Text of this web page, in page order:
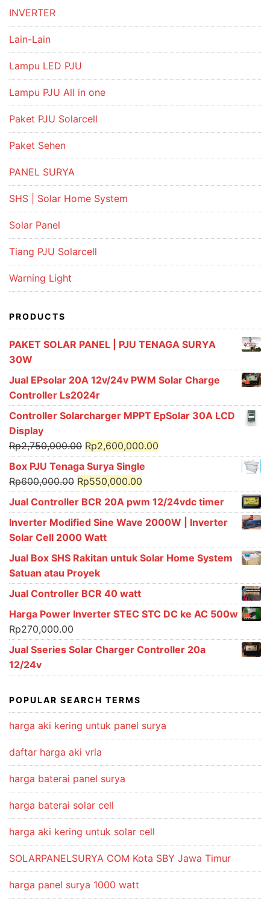
INVERTER
Lain-Lain
Lampu LED PJU
Lampu PJU All in one
Paket PJU Solarcell
Paket Sehen
PANEL SURYA
SHS | Solar Home System
Solar Panel
Tiang PJU Solarcell
Warning Light
PRODUCTS
PAKET SOLAR PANEL | PJU TENAGA SURYA
30W
Jual EPsolar 20A 12v/24v PWM Solar Charge
Controller Ls2024r
Controller Solarcharger MPPT EpSolar 30A LCD
Display
Rp2,750,000.00 Original
price
was:
Rp2,750,000.00.
Rp2,600,000.00
price
Rp2,600,000.00.
Box PJU Tenaga Surya Single
Rp600,000.00 Original
price
was:
Rp600,000.00.
Rp550,000.00
price
is:
Rp550,000.00.
Jual Controller BCR 20A pwm 12/24vdc timer
Inverter Modified Sine Wave 2000W | Inverter
Solar Cell 2000 Watt
Jual Box SHS Rakitan untuk Solar Home System
Satuan atau Proyek
Jual Controller BCR 40 watt
Harga Power Inverter STEC STC DC ke AC 500w
Rp270,000.00
Jual Sseries Solar Charger Controller 20a
12/24v
POPULAR SEARCH TERMS
harga aki kering untuk panel surya
daftar harga aki vrla
harga baterai panel surya
harga baterai solar cell
harga aki kering untuk solar cell
SOLARPANELSURYA COM Kota SBY Jawa Timur
harga panel surya 1000 watt